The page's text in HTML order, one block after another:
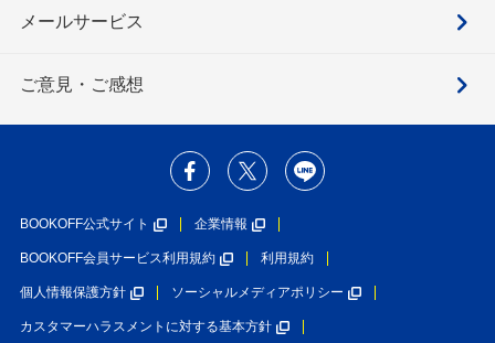
メールサービス
ご意見・ご感想
BOOKOFF公式サイト 企業情報
BOOKOFF会員サービス利用規約 利用規約
個人情報保護方針 ソーシャルメディアポリシー
カスタマーハラスメントに対する基本方針